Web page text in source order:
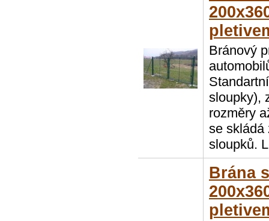
Bránový
sloupky),
rozměry
se skládá
sloupků.
Brána